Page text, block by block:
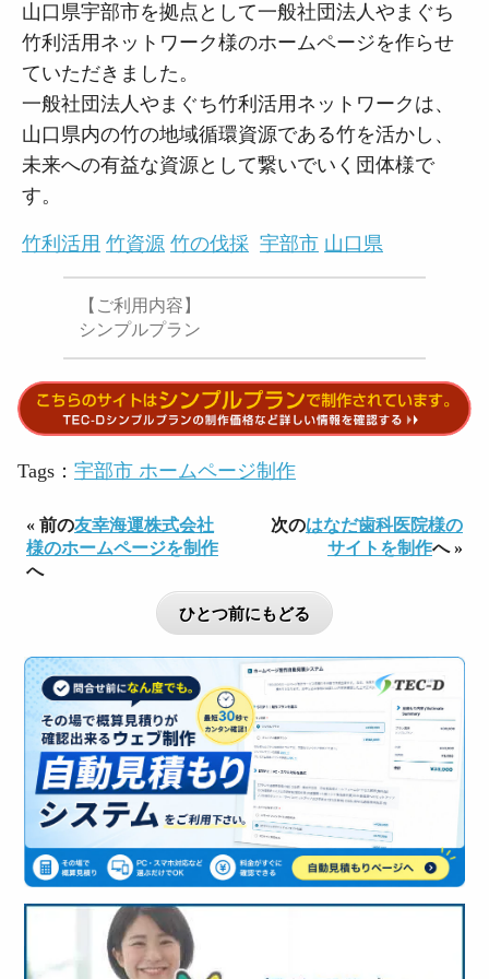
山口県宇部市を拠点として一般社団法人やまぐち
竹利活用ネットワーク様のホームページを作らせ
ていただきました。
一般社団法人やまぐち竹利活用ネットワークは、
山口県内の竹の地域循環資源である竹を活かし、
未来への有益な資源として繋いでいく団体様で
す。
竹利活用 竹資源 竹の伐採 宇部市 山口県
【ご利用内容】
シンプルプラン
Tags： 宇部市 ホームページ制作
« 前の友幸海運株式会社
様のホームページを制作
へ
次のはなだ歯科医院様の
サイトを制作へ »